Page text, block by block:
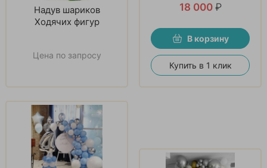
Надув шариков
Ходячих фигур
Цена по запросу
18 000 ₽
В корзину
Купить в 1 клик